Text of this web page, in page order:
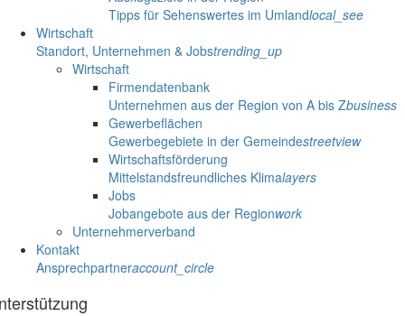
Tipps für Sehenswertes im Umlandlocal_see
Wirtschaft
Standort, Unternehmen & Jobstrending_up
Wirtschaft
Firmendatenbank
Unternehmen aus der Region von A bis Zbusiness
Gewerbeflächen
Gewerbegebiete in der Gemeindestreetview
Wirtschaftsförderung
Mittelstandsfreundliches Klimalayers
Jobs
Jobangebote aus der Regionwork
Unternehmerverband
Kontakt
Ansprechpartneraccount_circle